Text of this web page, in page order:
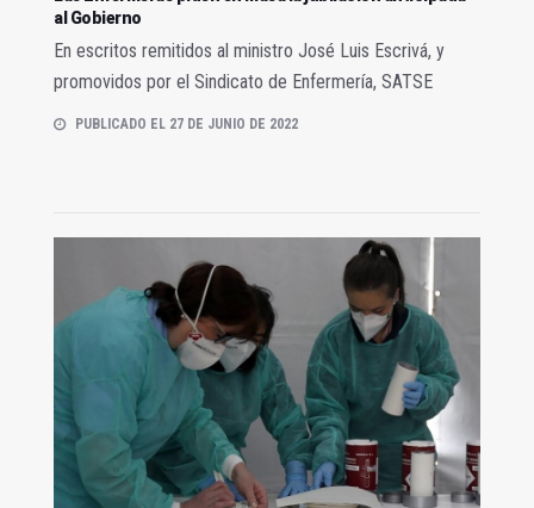
al Gobierno
En escritos remitidos al ministro José Luis Escrivá, y
promovidos por el Sindicato de Enfermería, SATSE
PUBLICADO EL 27 DE JUNIO DE 2022